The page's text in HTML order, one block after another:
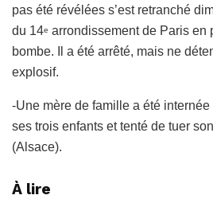
pas été révélées s’est retranché
du 14e arrondissement de Paris en
bombe. Il a été arrêté, mais ne
explosif.
-Une mère de famille a été
ses trois enfants et tenté de tuer
(Alsace).
À lire